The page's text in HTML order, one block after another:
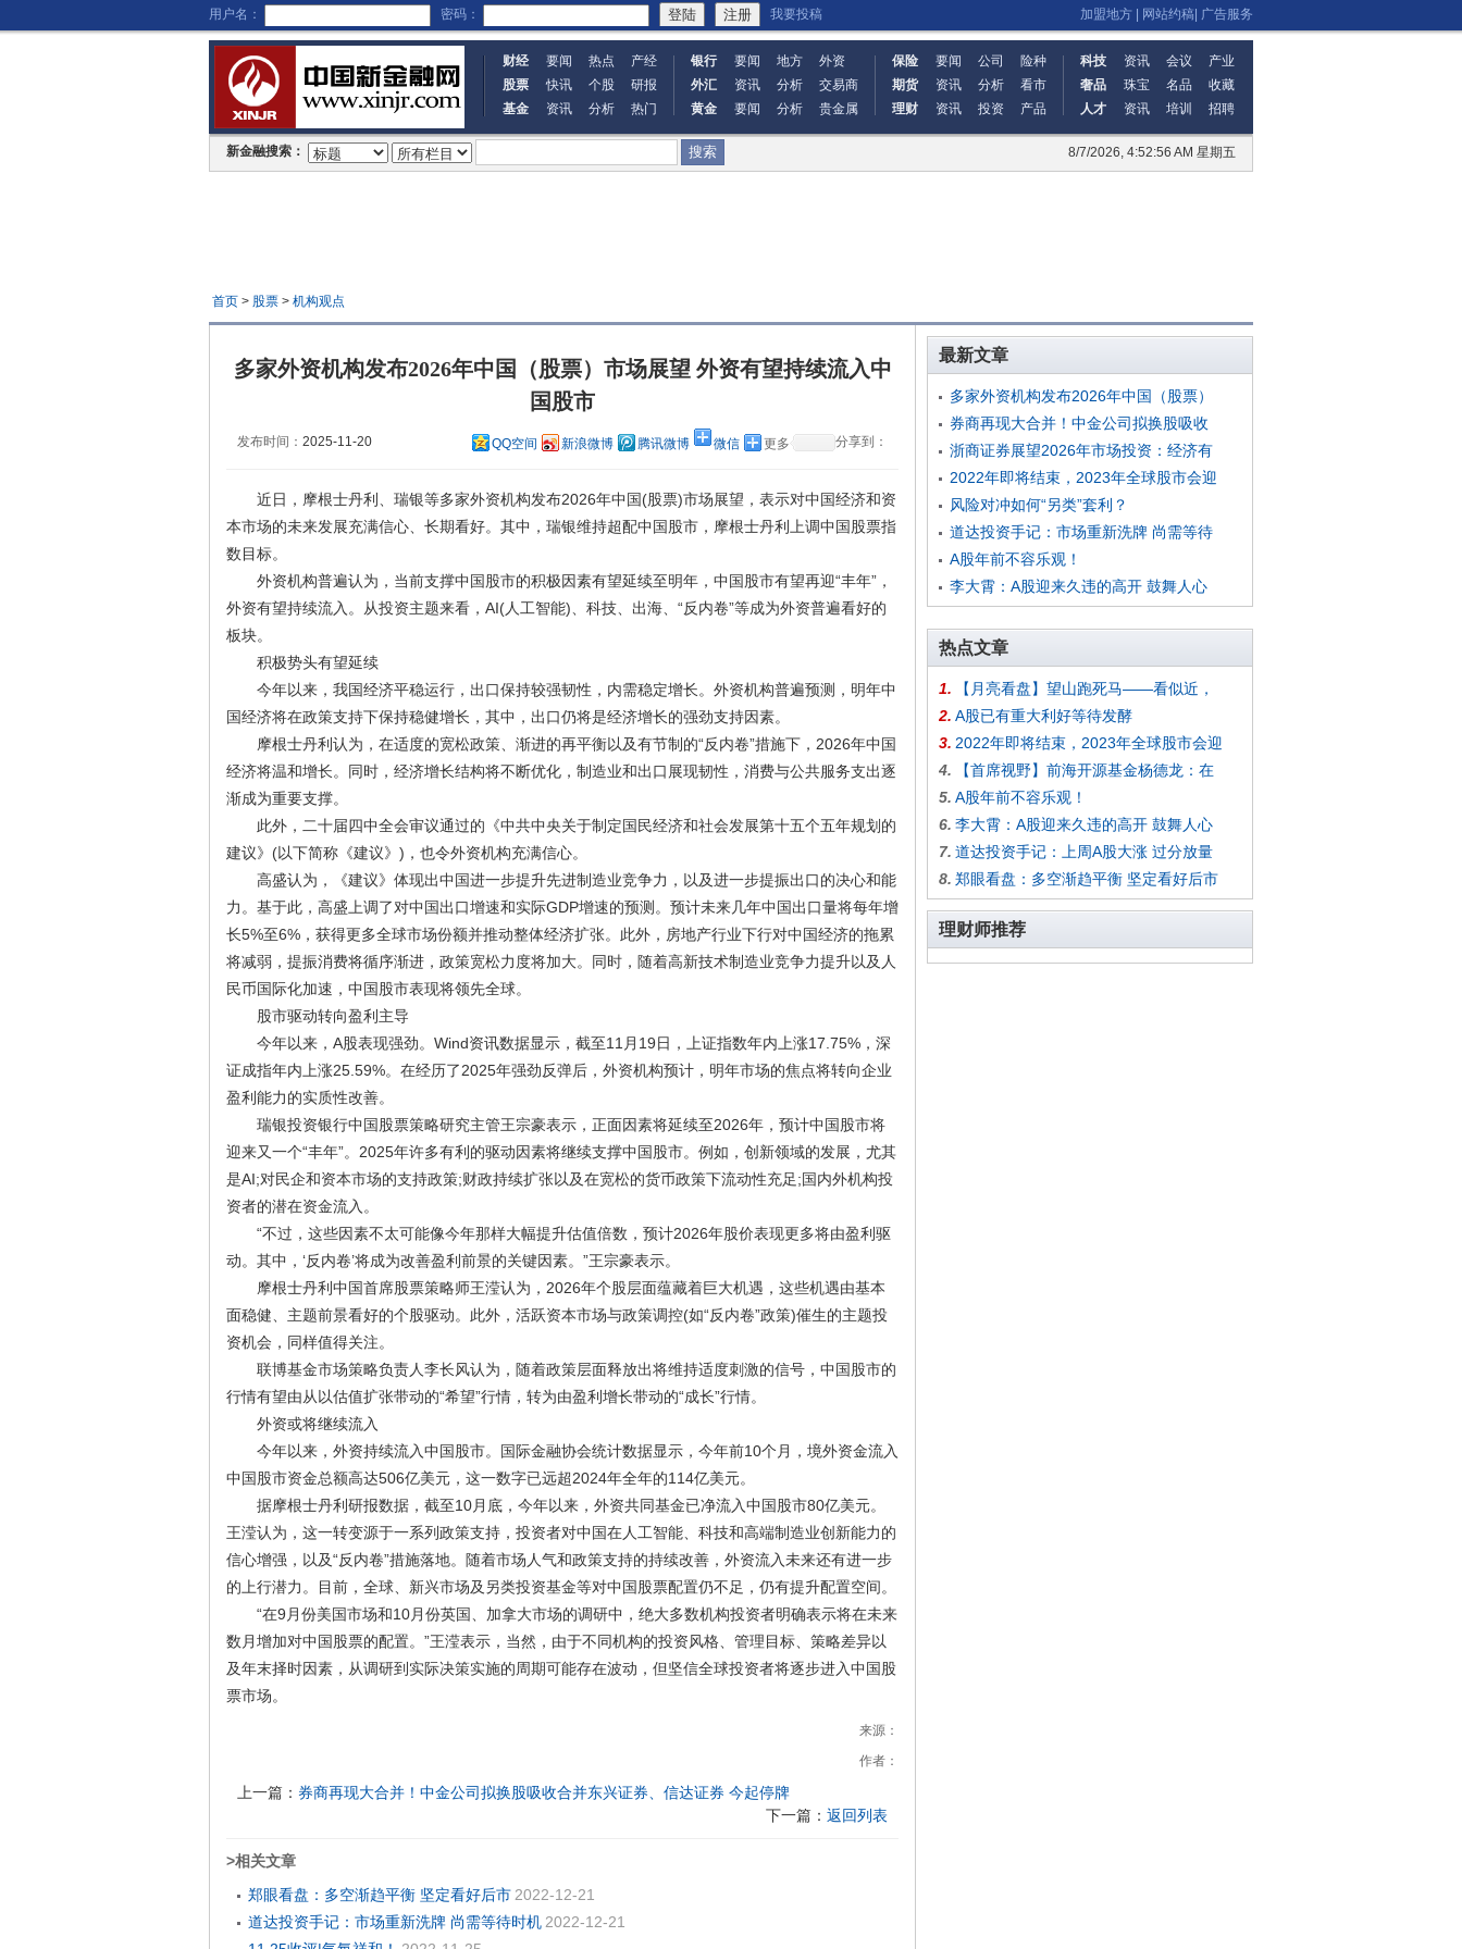
用户名： 密码： 我要投稿 加盟地方 网站约稿 广告服务
财经 要闻 热点
产经
股票
快讯 个股
研报
基金
资讯 分析 热门
银行 要闻 地方
外资
外汇
资讯 分析
交易商
黄金
要闻 分析 贵金属
保险 要闻 公司
险种
期货
资讯 分析
看市
理财
资讯 投资 产品
科技 资讯 会议
产业
奢品
珠宝 名品
收藏
人才
资讯 培训 招聘
8/7/2026, 4:52:57 AM 星期五
新金融搜索：
首页> 股票> 机构观点
多家外资机构发布2026年中国（股票）市场展望 外资有望持续流入中
国股市
发布时间： 2025-11-20 分享到：
QQ空间 新浪微博 腾讯微博 微信 更多
近日，摩根士丹利、瑞银等多家外资机构发布2026年中国(股票)市场展望，表示对中国经济和资
本市场的未来发展充满信心、长期看好。其中，瑞银维持超配中国股市，摩根士丹利上调中国股票指
数目标。
外资机构普遍认为，当前支撑中国股市的积极因素有望延续至明年，中国股市有望再迎“丰年”，
外资有望持续流入。从投资主题来看，AI(人工智能)、科技、出海、“反内卷”等成为外资普遍看好的
板块。
积极势头有望延续
今年以来，我国经济平稳运行，出口保持较强韧性，内需稳定增长。外资机构普遍预测，明年中
国经济将在政策支持下保持稳健增长，其中，出口仍将是经济增长的强劲支持因素。
摩根士丹利认为，在适度的宽松政策、渐进的再平衡以及有节制的“反内卷”措施下，2026年中国
经济将温和增长。同时，经济增长结构将不断优化，制造业和出口展现韧性，消费与公共服务支出逐
渐成为重要支撑。
此外，二十届四中全会审议通过的《中共中央关于制定国民经济和社会发展第十五个五年规划的
建议》(以下简称《建议》)，也令外资机构充满信心。
高盛认为，《建议》体现出中国进一步提升先进制造业竞争力，以及进一步提振出口的决心和能
力。基于此，高盛上调了对中国出口增速和实际GDP增速的预测。预计未来几年中国出口量将每年增
长5%至6%，获得更多全球市场份额并推动整体经济扩张。此外，房地产行业下行对中国经济的拖累
将减弱，提振消费将循序渐进，政策宽松力度将加大。同时，随着高新技术制造业竞争力提升以及人
民币国际化加速，中国股市表现将领先全球。
股市驱动转向盈利主导
今年以来，A股表现强劲。Wind资讯数据显示，截至11月19日，上证指数年内上涨17.75%，深
证成指年内上涨25.59%。在经历了2025年强劲反弹后，外资机构预计，明年市场的焦点将转向企业
盈利能力的实质性改善。
瑞银投资银行中国股票策略研究主管王宗豪表示，正面因素将延续至2026年，预计中国股市将
迎来又一个“丰年”。2025年许多有利的驱动因素将继续支撑中国股市。例如，创新领域的发展，尤其
是AI;对民企和资本市场的支持政策;财政持续扩张以及在宽松的货币政策下流动性充足;国内外机构投
资者的潜在资金流入。
“不过，这些因素不太可能像今年那样大幅提升估值倍数，预计2026年股价表现更多将由盈利驱
动。其中，‘反内卷’将成为改善盈利前景的关键因素。”王宗豪表示。
摩根士丹利中国首席股票策略师王滢认为，2026年个股层面蕴藏着巨大机遇，这些机遇由基本
面稳健、主题前景看好的个股驱动。此外，活跃资本市场与政策调控(如“反内卷”政策)催生的主题投
资机会，同样值得关注。
联博基金市场策略负责人李长风认为，随着政策层面释放出将维持适度刺激的信号，中国股市的
行情有望由从以估值扩张带动的“希望”行情，转为由盈利增长带动的“成长”行情。
外资或将继续流入
今年以来，外资持续流入中国股市。国际金融协会统计数据显示，今年前10个月，境外资金流入
中国股市资金总额高达506亿美元，这一数字已远超2024年全年的114亿美元。
据摩根士丹利研报数据，截至10月底，今年以来，外资共同基金已净流入中国股市80亿美元。
王滢认为，这一转变源于一系列政策支持，投资者对中国在人工智能、科技和高端制造业创新能力的
信心增强，以及“反内卷”措施落地。随着市场人气和政策支持的持续改善，外资流入未来还有进一步
的上行潜力。目前，全球、新兴市场及另类投资基金等对中国股票配置仍不足，仍有提升配置空间。
“在9月份美国市场和10月份英国、加拿大市场的调研中，绝大多数机构投资者明确表示将在未来
数月增加对中国股票的配置。”王滢表示，当然，由于不同机构的投资风格、管理目标、策略差异以
及年末择时因素，从调研到实际决策实施的周期可能存在波动，但坚信全球投资者将逐步进入中国股
票市场。
来源：
作者：
上一篇： 券商再现大合并！中金公司拟换股吸收合并东兴证券、信达证券 今起停牌
下一篇： 返回列表
>相关文章
郑眼看盘：多空渐趋平衡 坚定看好后市 2022-12-21
道达投资手记：市场重新洗牌 尚需等待时机 2022-12-21
最新文章
多家外资机构发布2026年中国（股票）
券商再现大合并！中金公司拟换股吸收
浙商证券展望2026年市场投资：经济有
2022年即将结束，2023年全球股市会迎
风险对冲如何“另类”套利？
道达投资手记：市场重新洗牌 尚需等待
A股年前不容乐观！
李大霄：A股迎来久违的高开 鼓舞人心
热点文章
1.
【月亮看盘】望山跑死马——看似近，
2. A股已有重大利好等待发酵
3. 2022年即将结束，2023年全球股市会迎
4.
【首席视野】前海开源基金杨德龙：在
5. A股年前不容乐观！
6. 李大霄：A股迎来久违的高开 鼓舞人心
7. 道达投资手记：上周A股大涨 过分放量
8. 郑眼看盘：多空渐趋平衡 坚定看好后市
理财师推荐